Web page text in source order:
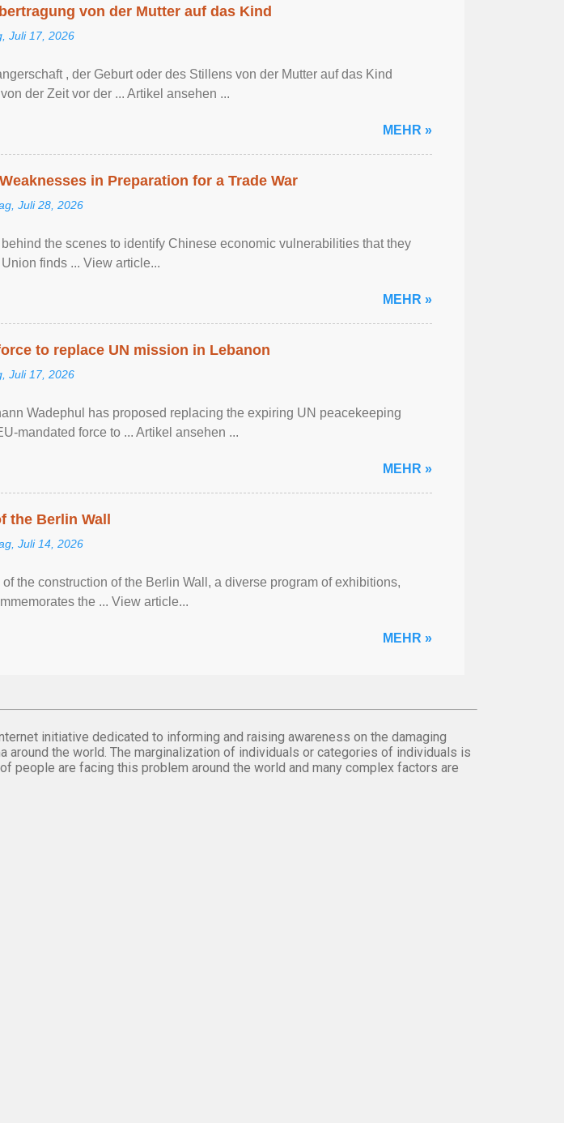
von der Mutter auf das Kind
Juli 17, 2026
, der Geburt oder des Stillens von der Mutter auf das Kind
der Zeit vor der ... Artikel ansehen ...
MEHR »
in Preparation for a Trade War
Juli 28, 2026
the scenes to identify Chinese economic vulnerabilities that they
finds ... View article...
MEHR »
to replace UN mission in Lebanon
Juli 17, 2026
Wadephul has proposed replacing the expiring UN peacekeeping
mandated force ‌to ... Artikel ansehen ...
MEHR »
the Berlin Wall
Juli 14, 2026
the construction of the Berlin Wall, a diverse program of exhibitions,
the ... View article...
MEHR »
initiative dedicated to informing and raising awareness on the damaging
the world. The marginalization of individuals or categories of individuals is
people are facing this problem around the world and many complex factors are